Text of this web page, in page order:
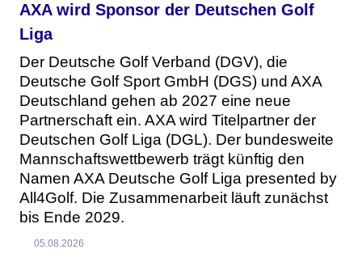
AXA wird Sponsor der Deutschen Golf
Liga
Der Deutsche Golf Verband (DGV), die
Deutsche Golf Sport GmbH (DGS) und AXA
Deutschland gehen ab 2027 eine neue
Partnerschaft ein. AXA wird Titelpartner der
Deutschen Golf Liga (DGL). Der bundesweite
Mannschaftswettbewerb trägt künftig den
Namen AXA Deutsche Golf Liga presented by
All4Golf. Die Zusammenarbeit läuft zunächst
bis Ende 2029.
05.08.2026